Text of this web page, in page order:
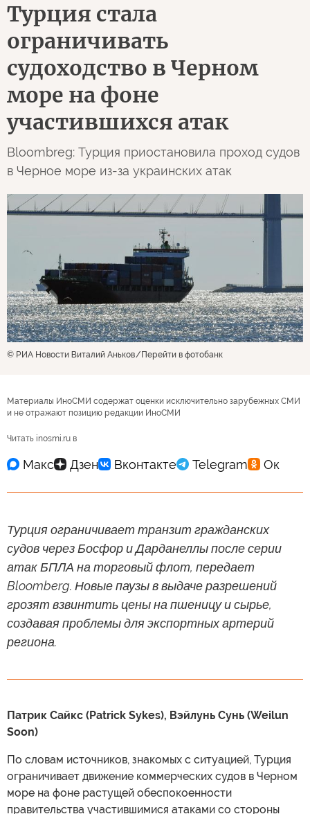
Турция стала
ограничивать
судоходство в Черном
море на фоне
участившихся атак
Bloombreg: Турция приостановила проход судов
в Черное море из-за украинских атак
© РИА Новости Виталий Аньков Перейти в фотобанк
Материалы ИноСМИ содержат оценки исключительно зарубежных СМИ
и не отражают позицию редакции ИноСМИ
Читать inosmi.ru в
Турция ограничивает транзит гражданских
судов через Босфор и Дарданеллы после серии
атак БПЛА на торговый флот, передает
Bloomberg. Новые паузы в выдаче разрешений
грозят взвинтить цены на пшеницу и сырье,
создавая проблемы для экспортных артерий
региона.
Патрик Сайкс (Patrick Sykes), Вэйлунь Сунь (Weilun
Soon)
По словам источников, знакомых с ситуацией, Турция
ограничивает движение коммерческих судов в Черном
море на фоне растущей обеспокоенности
правительства участившимися атаками со стороны